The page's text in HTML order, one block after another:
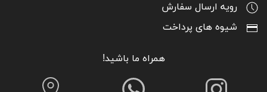
به راحتی تمیز می‌شوند و نیاز به نگهداری پیچیده‌ای ندارند.
صرفه‌جویی در فضا: طراحی تاشو به شما این امکان را
می‌دهد که پس از استفاده، آن را به‌راحتی جمع کرده و در
فضای کوچک حمل کنید.
رویه ارسال سفارش
شیوه های پرداخت
همراه ما باشید!